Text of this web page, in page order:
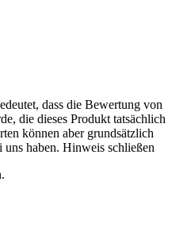
dass die Bewertung von
die dieses Produkt tatsächlich
können aber grundsätzlich
haben. Hinweis schließen